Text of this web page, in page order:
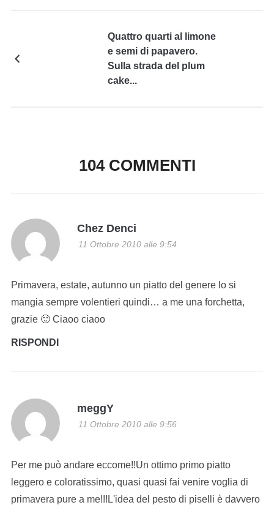
Quattro quarti al limone
e semi di papavero.
Sulla strada del plum
cake...
104 COMMENTI
Chez Denci
11 Ottobre 2010 alle 9:54
Primavera, estate, autunno un piatto del genere lo si
mangia sempre volentieri quindi… a me una forchetta,
grazie 🙂 Ciaoo ciaoo
RISPONDI
meggY
11 Ottobre 2010 alle 9:56
Per me può andare eccome!!Un ottimo primo piatto
leggero e coloratissimo, quasi quasi fai venire voglia di
primavera pure a me!!!L'idea del pesto di piselli è davvero